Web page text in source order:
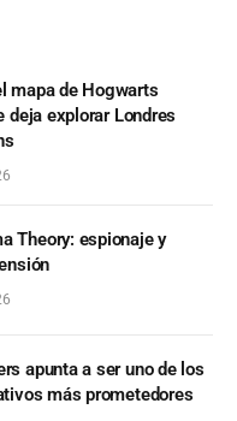
mapa de Hogwarts
deja explorar Londres
Theory: espionaje y
apunta a ser uno de los
más prometedores